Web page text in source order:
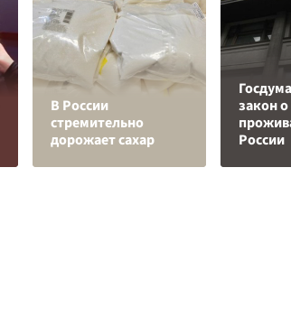
В России
стремительно
дорожает сахар
закон
России